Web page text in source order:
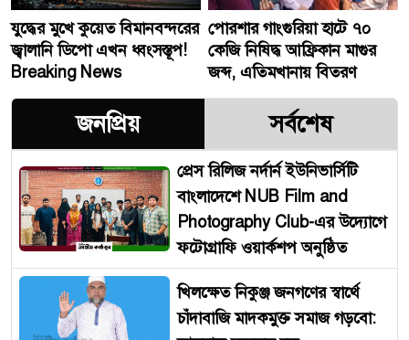
যুদ্ধের মুখে কুয়েত বিমানবন্দরের
জ্বালানি ডিপো এখন ধ্বংসস্তূপ!
Breaking News
পোরশার গাংগুরিয়া হাটে ৭০
কেজি নিষিদ্ধ আফ্রিকান মাগুর
জব্দ, এতিমখানায় বিতরণ
জনপ্রিয় সর্বশেষ
প্রেস রিলিজ নর্দার্ন ইউনিভার্সিটি
বাংলাদেশে NUB Film and
Photography Club-এর উদ্যোগে
ফটোগ্রাফি ওয়ার্কশপ অনুষ্ঠিত
খিলক্ষেত নিকুঞ্জ জনগণের স্বার্থে
চাঁদাবাজি মাদকমুক্ত সমাজ গড়বো: